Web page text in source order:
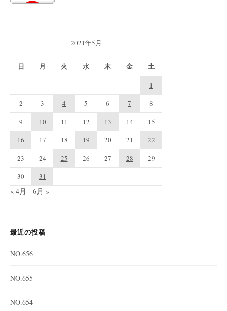
2021年5月
日 月 火 水 木 金 土
1
2
3 4 5 6 7
8
9
10 11 12 13 14
15
16
17 18 19 20 21
22
23
24 25 26 27 28
29
30
31
« 4月 6月 »
最近の投稿
NO.656
NO.655
NO.654